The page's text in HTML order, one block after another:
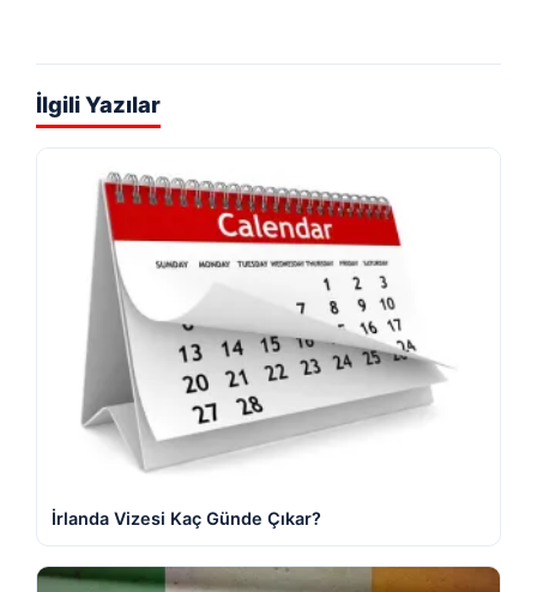
İlgili Yazılar
İrlanda Vizesi Kaç Günde Çıkar?